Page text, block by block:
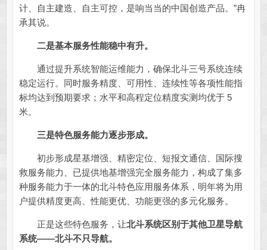
计、自主建造、自主可控，是响当当的中国创造产品。”冉
承其说。
二是基本服务性能稳中有升。
通过提升系统智能运维能力，确保北斗三号系统连续
稳定运行。同时服务精度、可用性、连续性等各项性能指
标均达到预期要求；水平和高程定位精度实测均优于 5
米。
三是特色服务能力逐步形成。
初步形成星基增强、精密定位、短报文通信、国际搜
救服务能力、已提供地基增强完全服务能力，构成了集多
种服务能力于一体的北斗特色应用服务体系，明年将为用
户提供精度更高、性能更优、功能更强的多元化服务。
正是这些特色服务，让北斗系统区别于其他卫星导航
系统——北斗不只导航。